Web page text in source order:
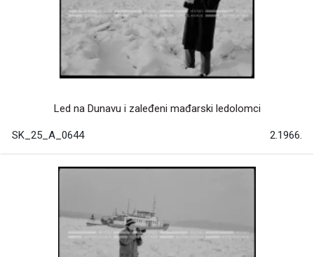
Led na Dunavu i zaleđeni mađarski ledolomci
SK_25_A_0644 2.1966.